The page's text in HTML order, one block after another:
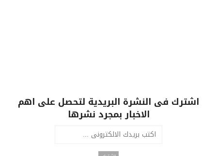
اشترك فى النشرة البريدية لتحصل على اهم
الاخبار بمجرد نشرها